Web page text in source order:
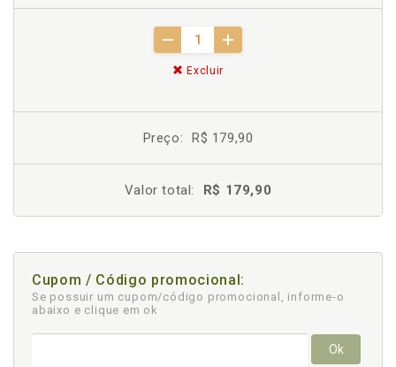
Excluir
Preço: R$ 179,90
Valor total: R$ 179,90
Cupom / Código promocional:
Se possuir um cupom/código promocional, informe-o
abaixo e clique em ok
Ok